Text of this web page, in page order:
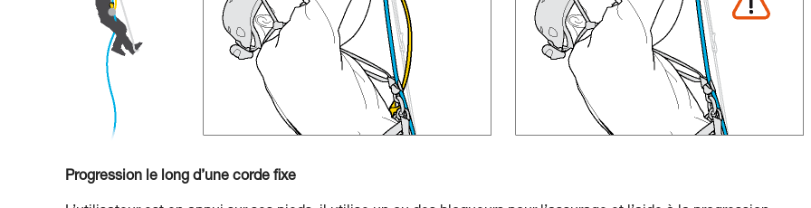
Progression le long d’une corde fixe